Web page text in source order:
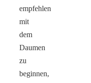
empfehlen
mit
dem
Daumen
zu
beginnen,